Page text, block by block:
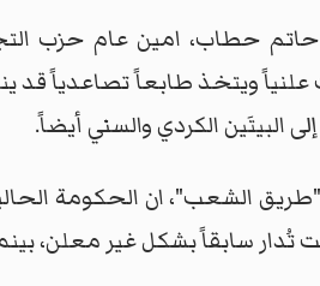
حطاب، امين عام حزب
علنياً ويتخذ طابعاً تصاعدياً قد
البيتَين الكردي والسني أيضاً.
الشعب"، ان الحكومة
تُدار سابقاً بشكل غير معلن،